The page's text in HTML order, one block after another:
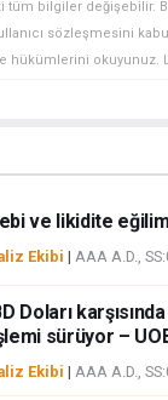
tüm bilgiler değişebilir.
sözleşmesini
hükümlerini okuyunuz.
araçlar içinden
geçiriniz. FXStreet’de
veya yönetimin
yada eksikler
doğrulamak zorunda
bir görüş, haber,
bu sitede yayınlanan
tarafından genel
ve likidite
Ekibi | AAA A.D.,
Doları
sürüyor –
Ekibi | AAA A.D.,